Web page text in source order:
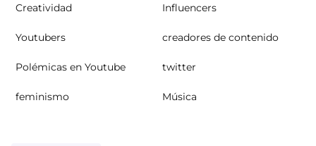
Creatividad Influencers
Youtubers creadores de contenido
Polémicas en Youtube twitter
feminismo Música